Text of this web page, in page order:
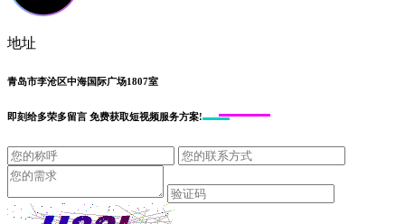
地址
青岛市李沧区中海国际广场1807室
即刻给多荣多留言 免费获取短视频服务方案!